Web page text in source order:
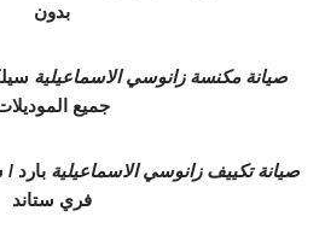
بدون
صيانة مكنسة زانوسي الاسماعيلية
جميع
صيانة تكييف زانوسي الاسماعيلية بارد
فري ستاند